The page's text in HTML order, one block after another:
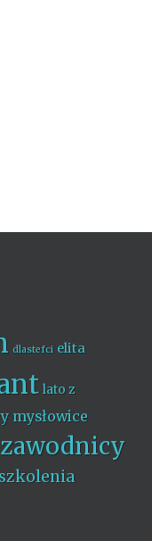
dlastefci elita
lato z
mysłowice
szkolenia